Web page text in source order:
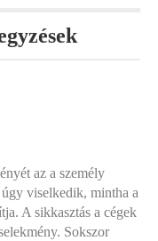
az a személy
viselkedik, mintha a
A sikkasztás a cégek
Sokszor